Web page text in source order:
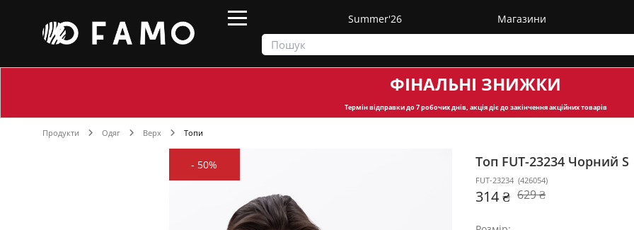
Summer'26 Магазини
ФІНАЛЬНІ ЗНИЖКИ
Термін відправкидо 7 робочих днів, акція діє до закінчення акційних товарів
Продукти Одяг Верх Топи
- 50% Топ FUT-23234 Чорний S
FUT-23234 (426054)
314 ₴ 629 ₴